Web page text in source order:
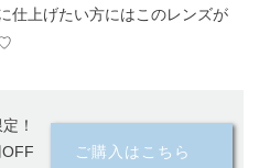
仕上げたい方にはこのレンズが
！
ご購入はこちら